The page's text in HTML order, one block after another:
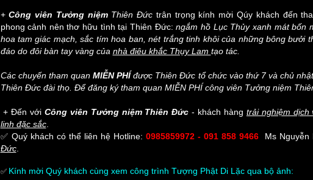
+Công viên Tưởng niệm Thiên Đức trân trọng kính mời Qúy khách đến
phong cảnh nên thơ hữu tình tại Thiên Đức:ngắm hồ Lục Thủy xanh mát bốn
hoa tam giác mạch, sắc tím hoa ban, nét trắng tinh khôi của những bông bưởi
đáodo đôi bàn tay vàng của nhà điêu khắc Thụy Lam tạo tác.
Các chuyến tham quan MIỄN PHÍ được Thiên Đức tổ chức vào thứ 7 và chủ
Thiên Đức đài thọ. Để đăng ký tham quan MIỄN PHÍ công viên Tưởng niệm
+ Đến với Công viên Tưởng niệm Thiên Đức - khách hàng trải nghiệm
linh đặc sắc.
✅ Quý khách có thể liên hệ Hotline: 0985859972 - 091 858 9466 Ms
Đức.
✅ Kính mời Quý khách cùng xem công trình Tượng Phật Di Lặc qua bộ ảnh: